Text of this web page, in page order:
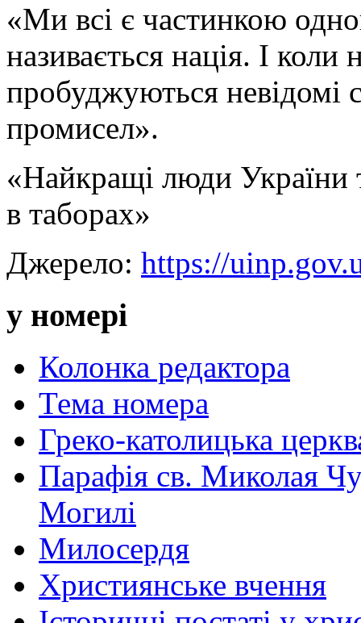
«Ми всі є частинкою
називається нація. І коли
пробуджуються
промисел».
«Найкращі люди України
в таборах»
Джерело: https://
у номері
Колонка редактора
Тема номера
Греко-католицька
Парафія св. Миколая
Могилі
Милосердя
Християнське вчення